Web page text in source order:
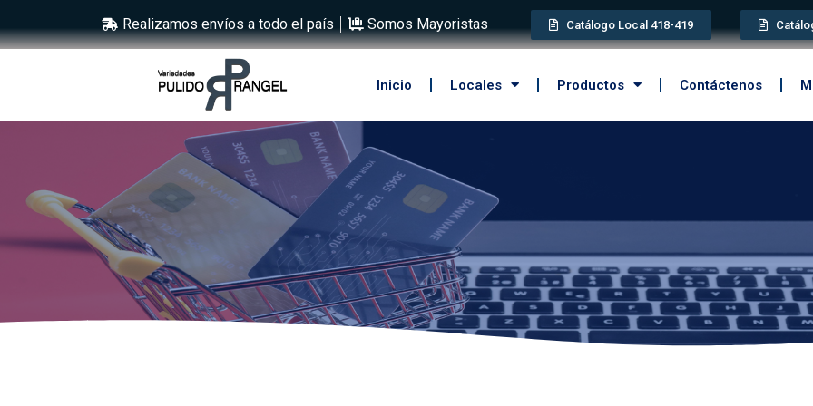
Realizamos envíos a todo el país Somos Mayoristas Catálogo Local 418-419
Inicio Locales Productos Contáctenos